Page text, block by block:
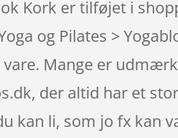
Kork er tilføjet i
og Pilates >
Mange er
der altid har et
kan li, som jo fx kan